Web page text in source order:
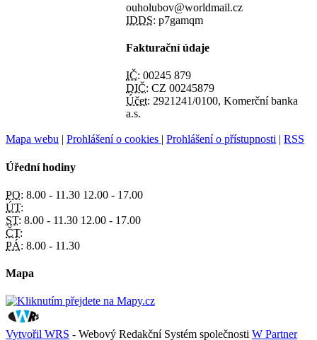
ouholubov@worldmail.cz
IDDS: p7gamqm
Fakturační údaje
IČ: 00245 879
DIČ: CZ 00245879
Účet: 2921241/0100, Komerční banka
a.s.
Mapa webu | Prohlášení o cookies | Prohlášení o přístupnosti | RSS
Úřední hodiny
PO: 8.00 - 11.30 12.00 - 17.00
ÚT:
ST: 8.00 - 11.30 12.00 - 17.00
ČT:
PÁ: 8.00 - 11.30
Mapa
Vytvořil WRS - Webový Redakční Systém společnosti W Partner